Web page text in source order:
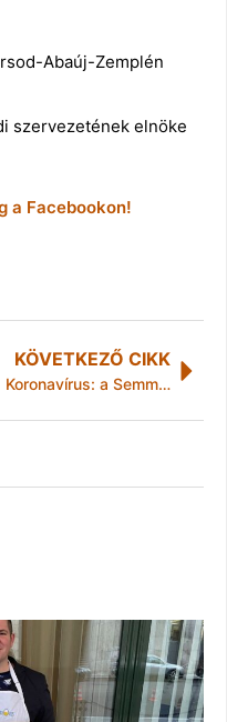
Abaúj-Zemplén
szervezetének elnöke
a Facebookon!
KÖVETKEZŐ CIKK
Koronavírus: a Semmelweis Egyetem közleménye